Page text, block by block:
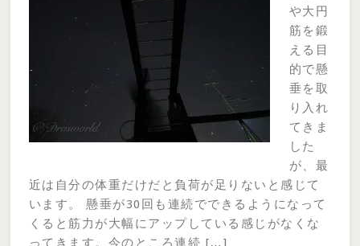
や大円
筋を鍛
える目
的で懸
垂を取
り入れ
てきま
した
が、最
近は自分の体重だけだと負荷が足りないと感じて
います。 懸垂が30回も連続でできるようになって
くると筋力が大幅にアップしている感じがなくな
ってきます。今のところ連続 […]